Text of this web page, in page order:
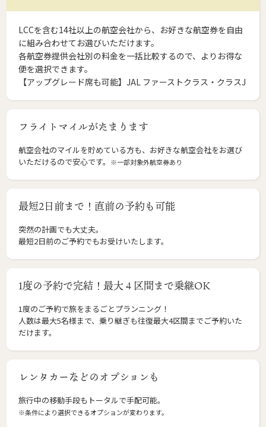
LCCを含む14社以上の航空会社から、お好きな航空券を自由
に組み合わせてお選びいただけます。
各航空券提供会社別の料金を一括比較するので、よりお得な
便を選択できます。
【アップグレード席も可能】JAL ファーストクラス・クラスJ
フライトマイルがたまります
航空会社のマイルを貯めている方も、お好きな航空会社をお選び
いただけるので安心です。
※一部対象外航空券あり
最短2日前まで！直前の予約も可能
突然の計画でも大丈夫。
最短2日前のご予約でもお受けいたします。
1度の予約で完結！最大４区間まで乗継OK
1度のご予約で旅をまるごとプランニング！
人数は最大5名様まで、乗り継ぎも往復最大4区間までご予約いた
だけます。
レンタカーなどのオプションも
旅行中の移動手段もトータルで手配可能。
※条件により選択できるオプションが変わります。